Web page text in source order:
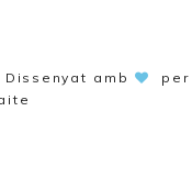
Dissenyat amb
per